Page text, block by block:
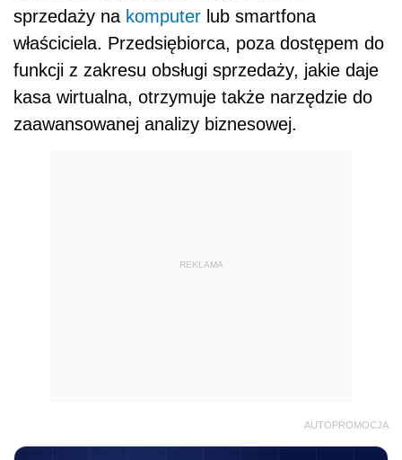
sprzedaży na komputer lub smartfona
właściciela. Przedsiębiorca, poza dostępem do
funkcji z zakresu obsługi sprzedaży, jakie daje
kasa wirtualna, otrzymuje także narzędzie do
zaawansowanej analizy biznesowej.
REKLAMA
AUTOPROMOCJA